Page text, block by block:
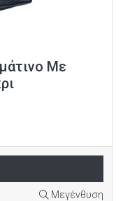
Με
Μεγένθυση